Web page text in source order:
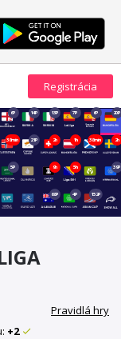
6P 14P 13P 7P 6P 20P
38min 21P 2h 1h 38min 2h
5P 9h 5h 39P
68P 4P 152P
Pravidlá hry
+2